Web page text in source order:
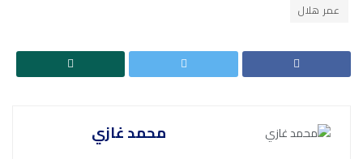
عمر هلال
محمد غازي